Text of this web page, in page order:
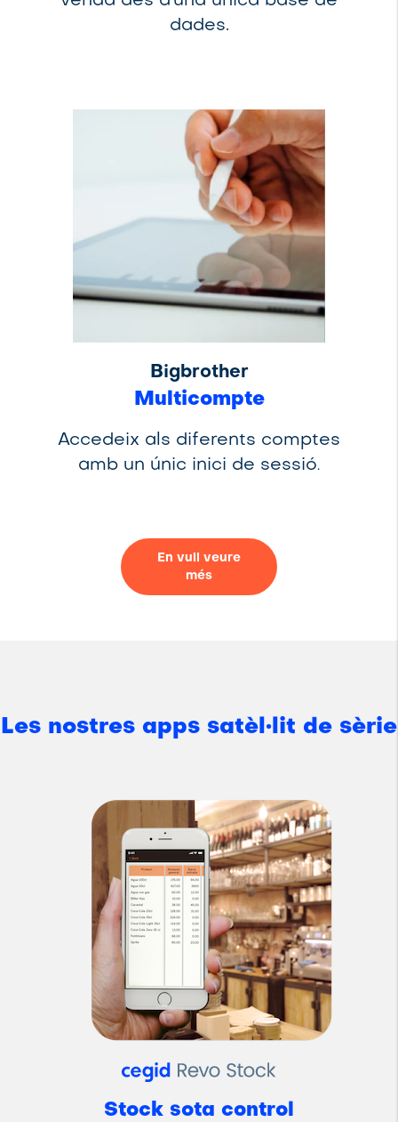
dades.
Bigbrother
Multicompte
Accedeix als diferents comptes
amb un únic inici de sessió.
En vull veure
més
Les nostres apps satèl·lit de sèrie
Stock sota control